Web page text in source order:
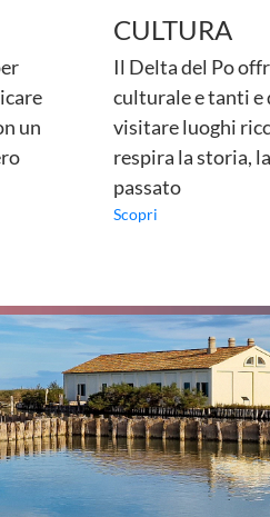
un
CULTURA
Il Delta del Po
culturale e tanti
visitare luoghi
respira la storia,
passato
Scopri